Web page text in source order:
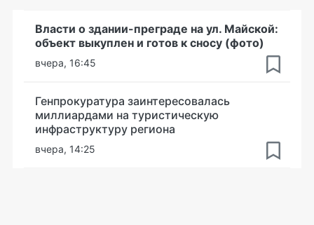
Власти о здании-преграде на ул. Майской:
объект выкуплен и готов к сносу (фото)
вчера, 16:45
Генпрокуратура заинтересовалась
миллиардами на туристическую
инфраструктуру региона
вчера, 14:25